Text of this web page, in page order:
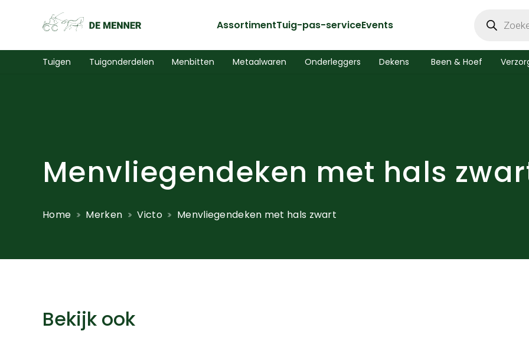
AssortimentTuig-pas-serviceEvents zoeken
Tuigen Tuigonderdelen Menbitten Metaalwaren Onderleggers Dekens Been & Hoef
Menvliegendeken met hals
Home Merken Victo Menvliegendeken met hals zwart
Bekijk ook